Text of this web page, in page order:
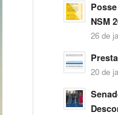
NSM
26 de
20 de